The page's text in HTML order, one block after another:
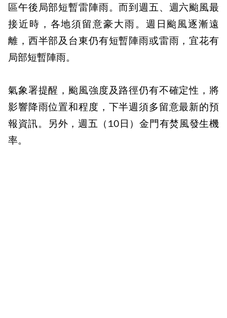
區午後局部短暫雷陣雨。而到週五、週六颱風最
接近時，各地須留意豪大雨。週日颱風逐漸遠
離，西半部及台東仍有短暫陣雨或雷雨，宜花有
局部短暫陣雨。
氣象署提醒，颱風強度及路徑仍有不確定性，將
影響降雨位置和程度，下半週須多留意最新的預
報資訊。另外，週五（10日）金門有焚風發生機
率。